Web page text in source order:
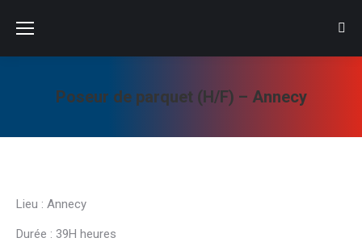
Poseur de parquet (H/F) – Annecy
Lieu : Annecy
Durée : 39H heures